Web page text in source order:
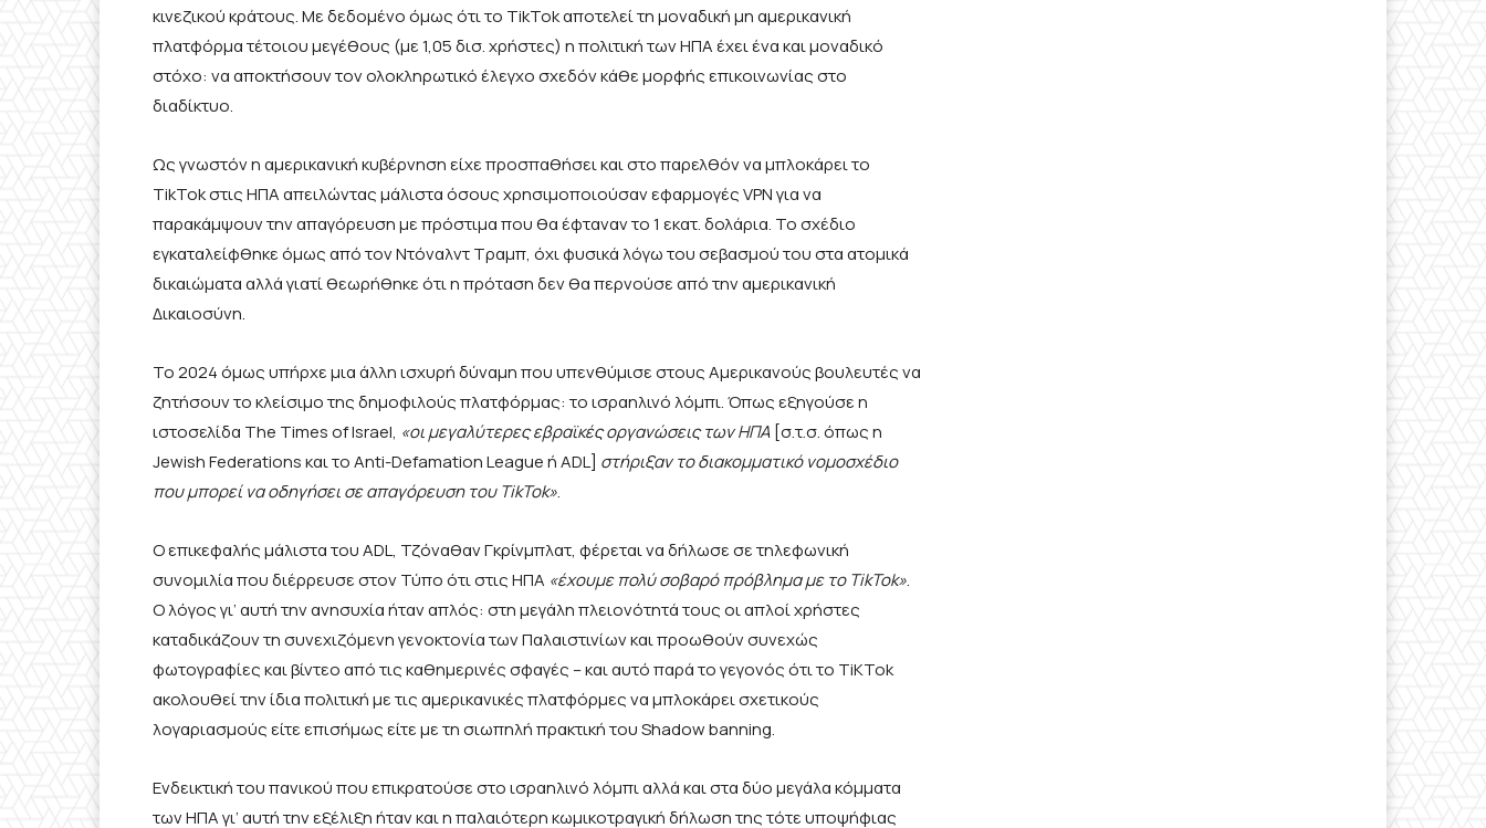
κινεζικού κράτους. Με δεδομένο όμως ότι το TikTok αποτελεί τη μοναδική μη αμερικανική
πλατφόρμα τέτοιου μεγέθους (με 1,05 δισ. χρήστες) η πολιτική των ΗΠΑ έχει ένα και μοναδικό
στόχο: να αποκτήσουν τον ολοκληρωτικό έλεγχο σχεδόν κάθε μορφής επικοινωνίας στο
διαδίκτυο.
Ως γνωστόν η αμερικανική κυβέρνηση είχε προσπαθήσει και στο παρελθόν να μπλοκάρει το
TikTok στις ΗΠΑ απειλώντας μάλιστα όσους χρησιμοποιούσαν εφαρμογές VPN για να
παρακάμψουν την απαγόρευση με πρόστιμα που θα έφταναν το 1 εκατ. δολάρια. Το σχέδιο
εγκαταλείφθηκε όμως από τον Ντόναλντ Τραμπ, όχι φυσικά λόγω του σεβασμού του στα ατομικά
δικαιώματα αλλά γιατί θεωρήθηκε ότι η πρόταση δεν θα περνούσε από την αμερικανική
Δικαιοσύνη.
Το 2024 όμως υπήρχε μια άλλη ισχυρή δύναμη που υπενθύμισε στους Αμερικανούς βουλευτές να
ζητήσουν το κλείσιμο της δημοφιλούς πλατφόρμας: το ισραηλινό λόμπι. Όπως εξηγούσε η
ιστοσελίδα The Times of Israel, «οι μεγαλύτερες εβραϊκές οργανώσεις των ΗΠΑ [σ.τ.σ. όπως η
Jewish Federations και το Anti-Defamation League ή ADL] στήριξαν το διακομματικό νομοσχέδιο
που μπορεί να οδηγήσει σε απαγόρευση του TikTok».
Ο επικεφαλής μάλιστα του ADL, Τζόναθαν Γκρίνμπλατ, φέρεται να δήλωσε σε τηλεφωνική
συνομιλία που διέρρευσε στον Τύπο ότι στις ΗΠΑ «έχουμε πολύ σοβαρό πρόβλημα με το TikTok».
Ο λόγος γι’ αυτή την ανησυχία ήταν απλός: στη μεγάλη πλειονότητά τους οι απλοί χρήστες
καταδικάζουν τη συνεχιζόμενη γενοκτονία των Παλαιστινίων και προωθούν συνεχώς
φωτογραφίες και βίντεο από τις καθημερινές σφαγές – και αυτό παρά το γεγονός ότι το TiKTok
ακολουθεί την ίδια πολιτική με τις αμερικανικές πλατφόρμες να μπλοκάρει σχετικούς
λογαριασμούς είτε επισήμως είτε με τη σιωπηλή πρακτική του Shadow banning.
Ενδεικτική του πανικού που επικρατούσε στο ισραηλινό λόμπι αλλά και στα δύο μεγάλα κόμματα
των ΗΠΑ γι’ αυτή την εξέλιξη ήταν και η παλαιότερη κωμικοτραγική δήλωση της τότε υποψήφιας